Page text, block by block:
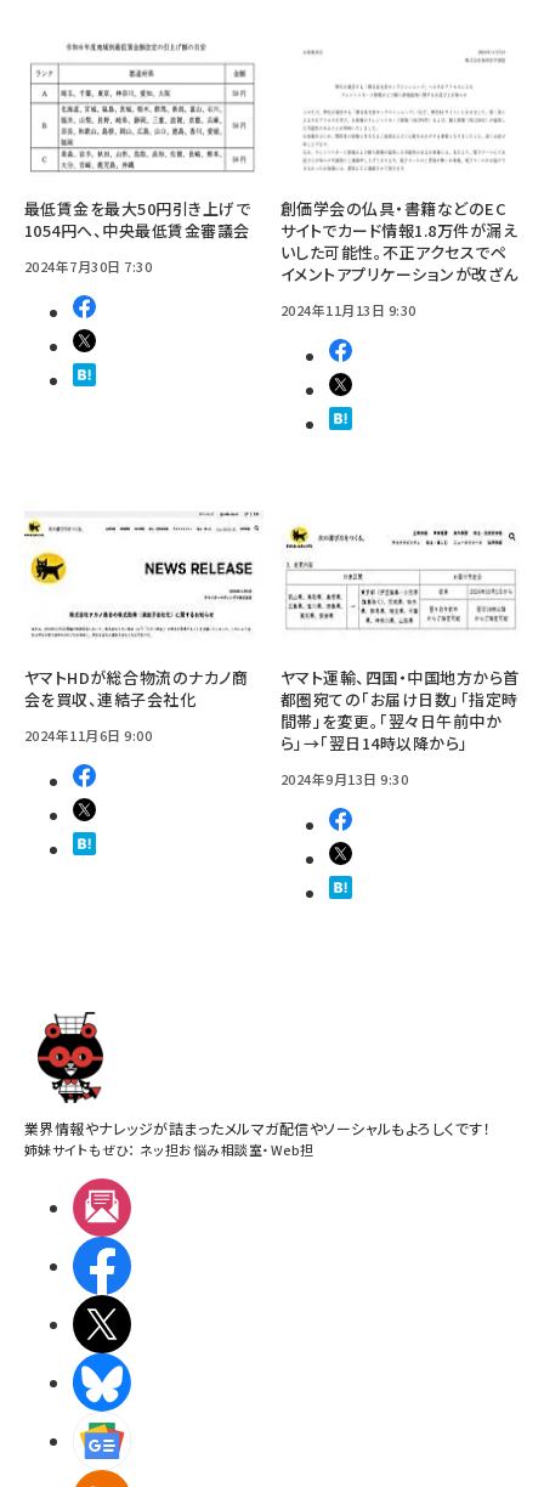
最低賃金を最大50円引き上げで
1054円へ、中央最低賃金審議会
2024年7月30日 7:30
創価学会の仏具・書籍などのEC
サイトでカード情報1.8万件が漏え
いした可能性。不正アクセスでペ
イメントアプリケーションが改ざん
2024年11月13日 9:30
ヤマトHDが総合物流のナカノ商
会を買収、連結子会社化
2024年11月6日 9:00
ヤマト運輸、四国・中国地方から首
都圏宛ての「お届け日数」「指定時
間帯」を変更。「翌々日午前中か
ら」→「翌日14時以降から」
2024年9月13日 9:30
業界情報やナレッジが詰まったメルマガ配信やソーシャルもよろしくです！
姉妹サイトもぜひ： ネッ担お悩み相談室・Web担